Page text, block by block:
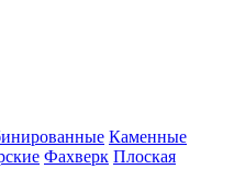
Каменные
Фахверк Плоская